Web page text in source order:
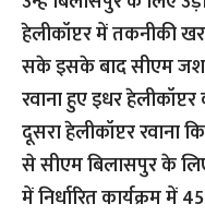
हेलीकॉप्टर में तकनीकी
सके इसके बाद सीएम
रवाना हुए इधर
दूसरा हेलीकॉप्टर रवाना
से सीएम बिलासपुर के
में निर्धारित कार्यक्रम में